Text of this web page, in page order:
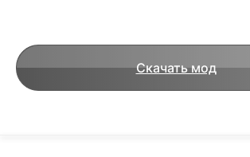
Скачать мод